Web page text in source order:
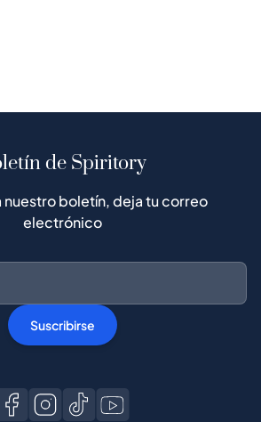
de Spiritory
nuestro boletín, deja tu correo
electrónico
Suscribirse